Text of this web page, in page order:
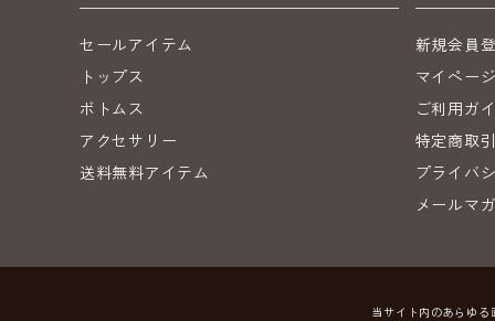
セールアイテム
トップス
ボトムス
アクセサリー
送料無料アイテム
新規会員
マイペー
ご利用ガ
特定商取
プライバ
メールマ
当サイト内のあらゆ